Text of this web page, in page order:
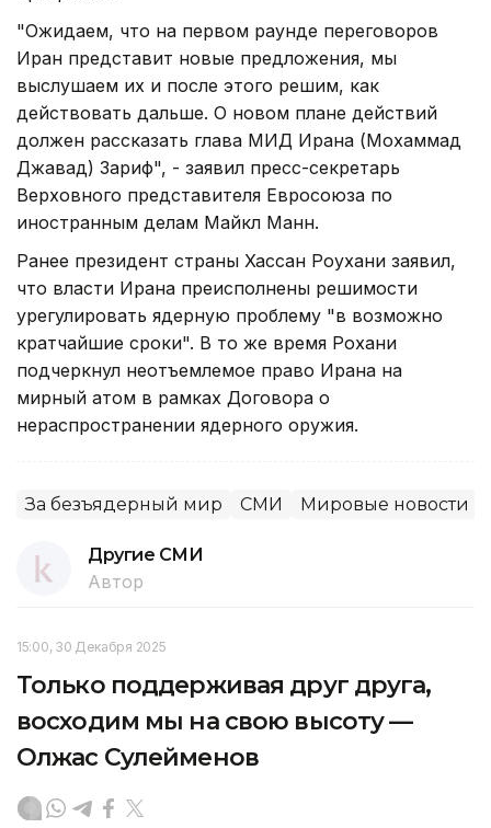
"Ожидаем, что на первом раунде переговоров
Иран представит новые предложения, мы
выслушаем их и после этого решим, как
действовать дальше. О новом плане действий
должен рассказать глава МИД Ирана (Мохаммад
Джавад) Зариф", - заявил пресс-секретарь
Верховного представителя Евросоюза по
иностранным делам Майкл Манн.
Ранее президент страны Хассан Роухани заявил,
что власти Ирана преисполнены решимости
урегулировать ядерную проблему "в возможно
кратчайшие сроки". В то же время Рохани
подчеркнул неотъемлемое право Ирана на
мирный атом в рамках Договора о
нераспространении ядерного оружия.
За безъядерный мир СМИ Мировые новости
Другие СМИ
Автор
15:00, 30 Декабря 2025
Только поддерживая друг друга,
восходим мы на свою высоту —
Олжас Сулейменов